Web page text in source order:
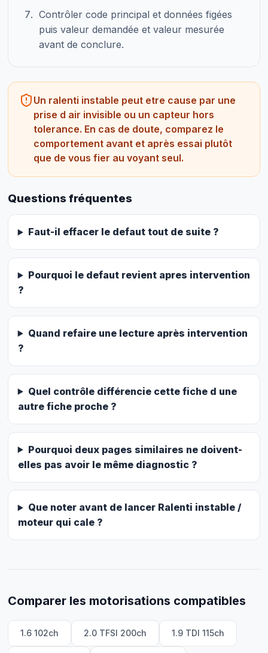
Contrôler code principal et données figées
puis valeur demandée et valeur mesurée
avant de conclure.
Un ralenti instable peut etre cause par une
prise d air invisible ou un capteur hors
tolerance. En cas de doute, comparez le
comportement avant et après essai plutôt
que de vous fier au voyant seul.
Questions fréquentes
Faut-il effacer le defaut tout de suite ?
Pourquoi le defaut revient apres intervention
?
Quand refaire une lecture après intervention
?
Quel contrôle différencie cette fiche d une
autre fiche proche ?
Pourquoi deux pages similaires ne doivent-
elles pas avoir le même diagnostic ?
Que noter avant de lancer Ralenti instable /
moteur qui cale ?
Comparer les motorisations compatibles
1.6 102ch 2.0 TFSI 200ch 1.9 TDI 115ch